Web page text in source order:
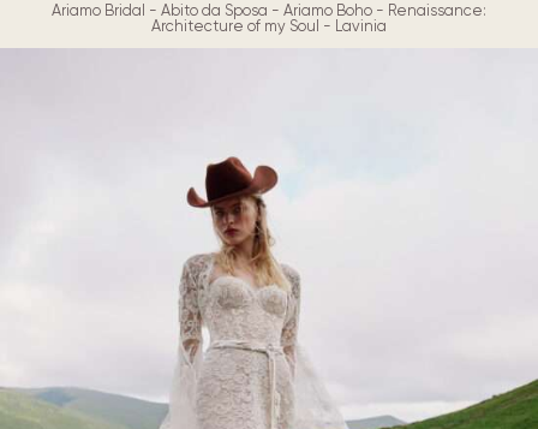
Ariamo Bridal - Abito da Sposa - Ariamo Boho - Renaissance:
Architecture of my Soul - Lavinia